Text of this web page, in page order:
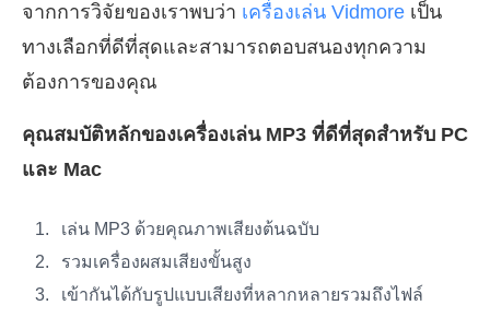
จากการวิจัยของเราพบว่า เครื่องเล่น Vidmore เป็น
ทางเลือกที่ดีที่สุดและสามารถตอบสนองทุกความ
ต้องการของคุณ
คุณสมบัติหลักของเครื่องเล่น MP3 ที่ดีที่สุดสำหรับ PC
และ Mac
เล่น MP3 ด้วยคุณภาพเสียงต้นฉบับ
รวมเครื่องผสมเสียงขั้นสูง
เข้ากันได้กับรูปแบบเสียงที่หลากหลายรวมถึงไฟล์